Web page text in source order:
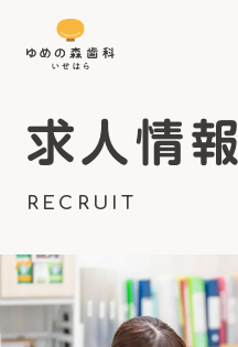
求人情報
RECRUIT